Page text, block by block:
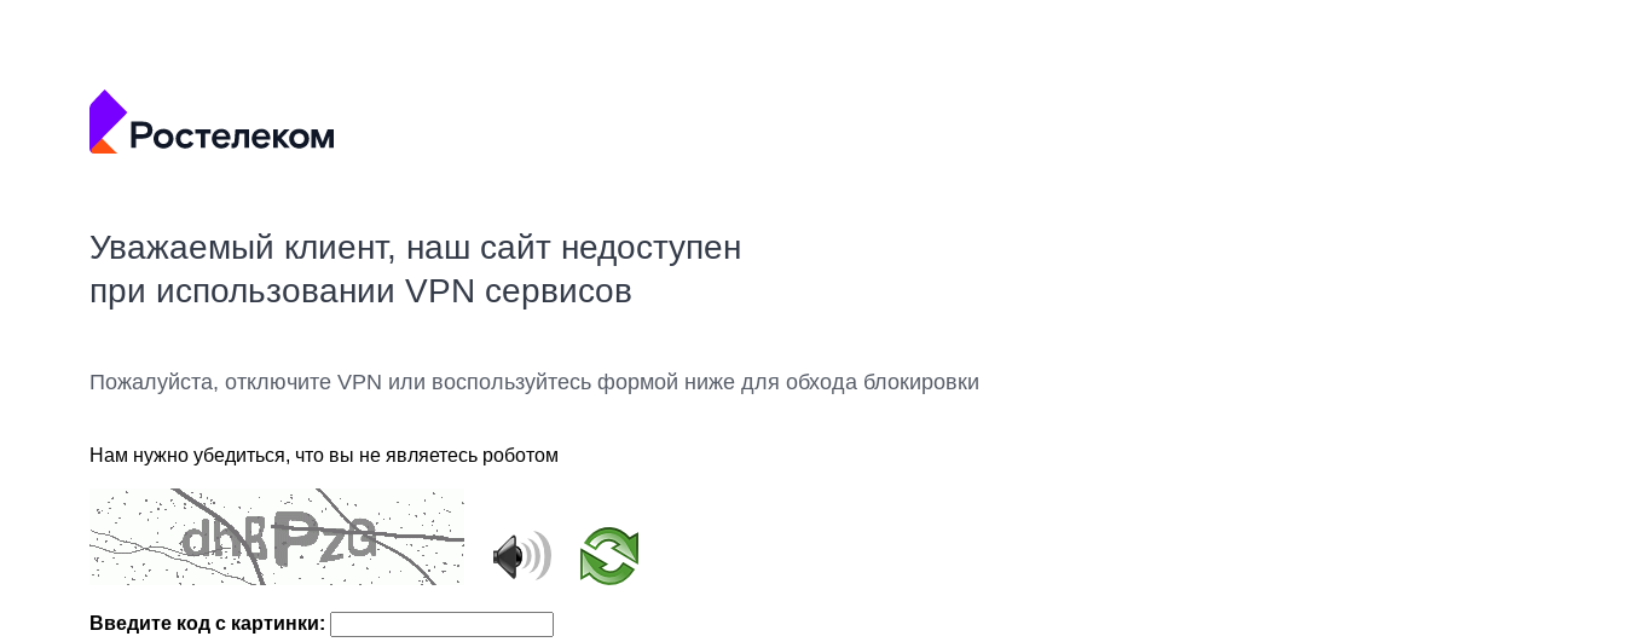
Уважаемый клиент, наш сайт недоступен
при использовании VPN сервисов
Пожалуйста, отключите VPN или воспользуйтесь формой ниже для обхода блокировки
Нам нужно убедиться, что вы не являетесь роботом
Введите код с картинки: